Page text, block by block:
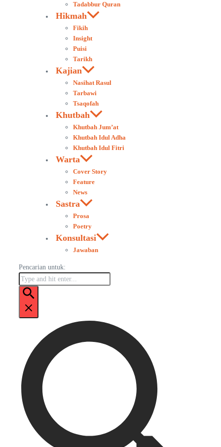
Tadabbur Quran
Hikmah
Fikih
Insight
Puisi
Tarikh
Kajian
Nasihat Rasul
Tarbawi
Tsaqofah
Khutbah
Khutbah Jum’at
Khutbah Idul Adha
Khutbah Idul Fitri
Warta
Cover Story
Feature
News
Sastra
Prosa
Poetry
Konsultasi
Jawaban
Pencarian untuk: